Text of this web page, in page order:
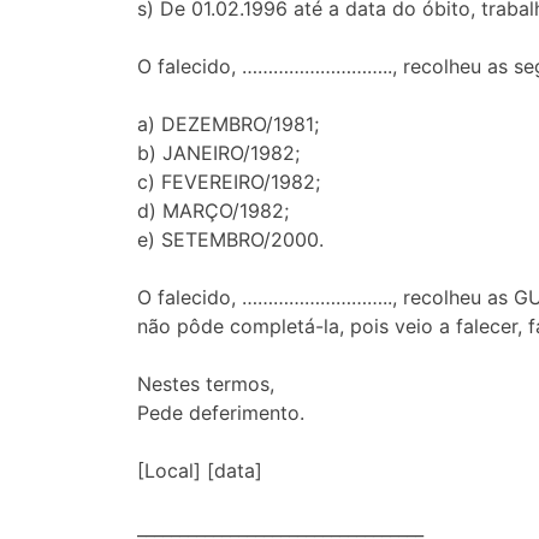
s) De 01.02.1996 até a data do óbito,
O falecido, ……………………….., recolheu as
a) DEZEMBRO/1981;
b) JANEIRO/1982;
c) FEVEREIRO/1982;
d) MARÇO/1982;
e) SETEMBRO/2000.
O falecido, ……………………….., recolheu as
não pôde completá-la, pois veio a falecer,
Nestes termos,
Pede deferimento.
[Local] [data]